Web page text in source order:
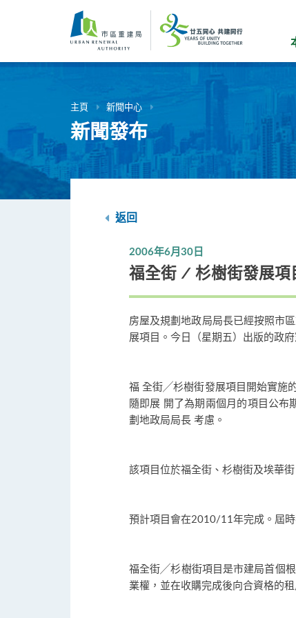
內
主頁 新聞中心
新聞發布
返回
2006年6月30日
福全街 / 杉樹街發展項
房屋及規劃地政局局長已經按照市
展項目。今日（星期五）出版的政
福 全街╱杉樹街發展項目開始實施
隨即展 開了為期兩個月的項目公
劃地政局局長 考慮。
該項目位於福全街、杉樹街及埃華
預計項目會在2010/11年完成。屆
福全街╱杉樹街項目是市建局首個
業權，並在收購完成後向合資格的